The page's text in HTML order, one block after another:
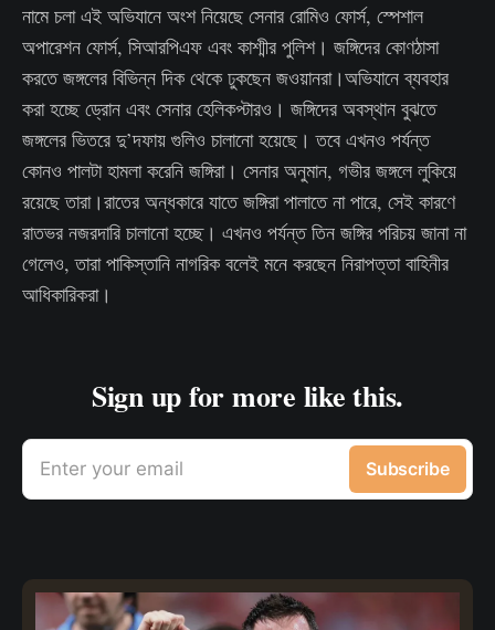
নামে চলা এই অভিযানে অংশ নিয়েছে সেনার রোমিও ফোর্স, স্পেশাল
অপারেশন ফোর্স, সিআরপিএফ এবং কাশ্মীর পুলিশ। জঙ্গিদের কোণঠাসা
করতে জঙ্গলের বিভিন্ন দিক থেকে ঢুকছেন জওয়ানরা।অভিযানে ব্যবহার
করা হচ্ছে ড্রোন এবং সেনার হেলিকপ্টারও। জঙ্গিদের অবস্থান বুঝতে
জঙ্গলের ভিতরে দু’দফায় গুলিও চালানো হয়েছে। তবে এখনও পর্যন্ত
কোনও পালটা হামলা করেনি জঙ্গিরা। সেনার অনুমান, গভীর জঙ্গলে লুকিয়ে
রয়েছে তারা।রাতের অন্ধকারে যাতে জঙ্গিরা পালাতে না পারে, সেই কারণে
রাতভর নজরদারি চালানো হচ্ছে। এখনও পর্যন্ত তিন জঙ্গির পরিচয় জানা না
গেলেও, তারা পাকিস্তানি নাগরিক বলেই মনে করছেন নিরাপত্তা বাহিনীর
আধিকারিকরা।
Sign up for more like this.
Enter your email Subscribe